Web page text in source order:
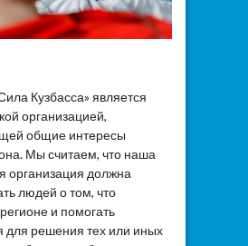
Кузбасса» является
организацией,
общие интересы
Мы считаем, что наша
организация должна
людей о том, что
и помогать
для решения тех или иных